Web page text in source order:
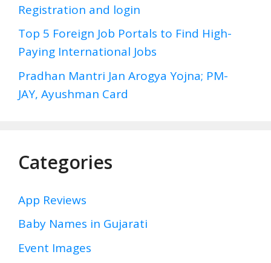
Registration and login
Top 5 Foreign Job Portals to Find High-
Paying International Jobs
Pradhan Mantri Jan Arogya Yojna; PM-
JAY, Ayushman Card
Categories
App Reviews
Baby Names in Gujarati
Event Images